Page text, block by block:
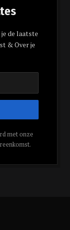
de laatste
& Over je
met onze